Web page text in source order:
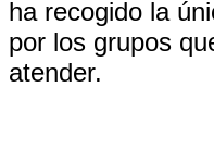
ha recogido la
por los grupos
atender.